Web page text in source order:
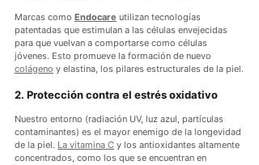
Marcas como Endocare utilizan tecnologías
patentadas que estimulan a las células envejecidas
para que vuelvan a comportarse como células
jóvenes. Esto promueve la formación de nuevo
colágeno y elastina, los pilares estructurales de la piel.
2. Protección contra el estrés oxidativo
Nuestro entorno (radiación UV, luz azul, partículas
contaminantes) es el mayor enemigo de la longevidad
de la piel. La vitamina C y los antioxidantes altamente
concentrados, como los que se encuentran en